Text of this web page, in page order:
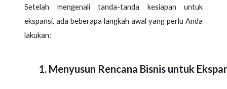
Setelah mengenali tanda-tanda kesiapan untuk
ekspansi, ada beberapa langkah awal yang perlu Anda
lakukan:
Menyusun Rencana Bisnis untuk